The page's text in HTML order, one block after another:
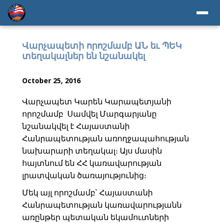
Վարչապետի որոշմամբ ԱՆ եւ ՊԵԿ
տեղակալներ են նշանակել
October 25, 2016
Վարչապետ Կարեն Կարապետյանի
որոշմամբ Սամվել Մարգարյանը
նշանակվել է Հայաստանի
Հանրապետության առողջապահության
նախարարի տեղակալ։ Այս մասին
հայտնում են ՀՀ կառավարության
լրատվական ծառայությունից։
Մեկ այլ որոշմամբ՝ Հայաստանի
Հանրապետության կառավարությանն
առընթեր պետական եկամուտների